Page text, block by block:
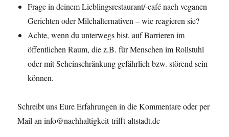
Frage in deinem Lieblingsrestaurant/-café nach veganen
Gerichten oder Milchalternativen – wie reagieren sie?
Achte, wenn du unterwegs bist, auf Barrieren im
öffentlichen Raum, die z.B. für Menschen im Rollstuhl
oder mit Seheinschränkung gefährlich bzw. störend sein
können.
Schreibt uns Eure Erfahrungen in die Kommentare oder per
Mail an info@nachhaltigkeit-trifft-altstadt.de